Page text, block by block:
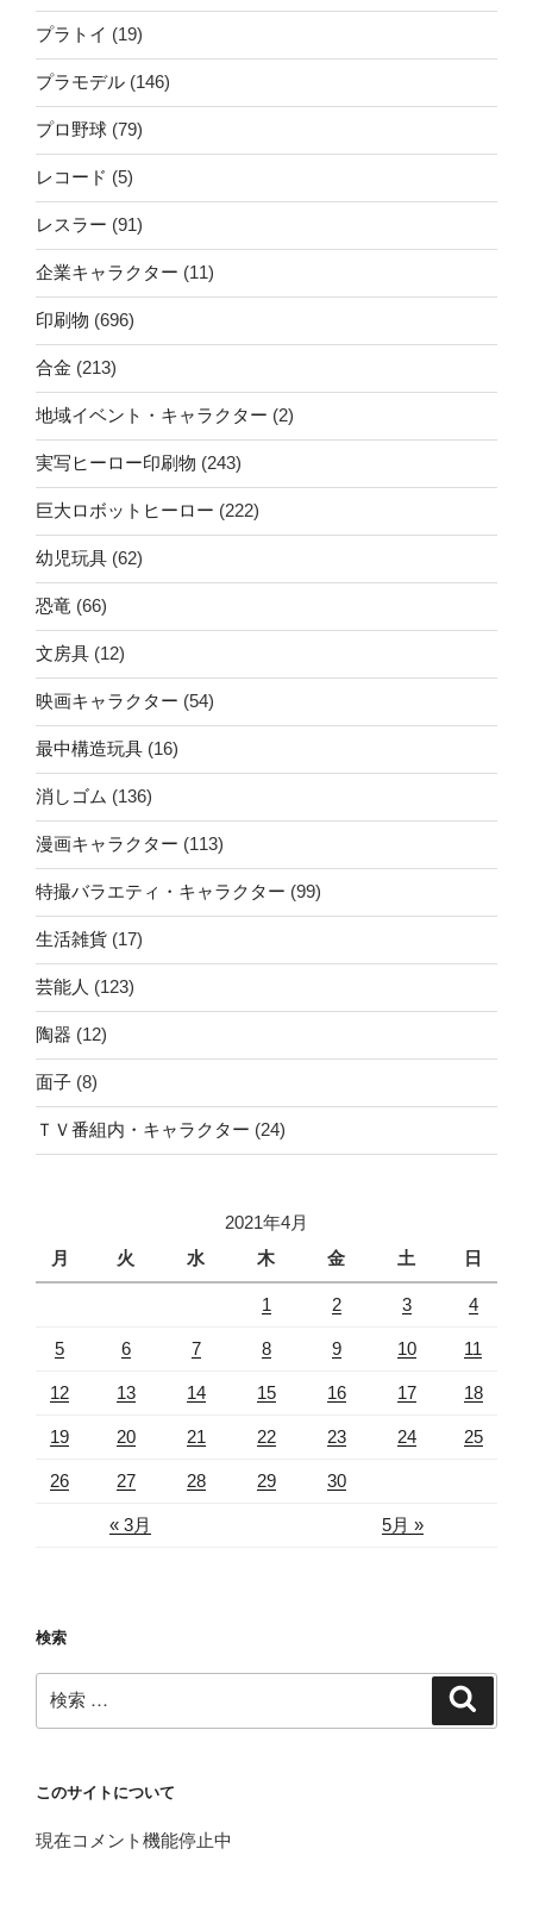
プラトイ (19)
プラモデル (146)
プロ野球 (79)
レコード (5)
レスラー (91)
企業キャラクター (11)
印刷物 (696)
合金 (213)
地域イベント・キャラクター (2)
実写ヒーロー印刷物 (243)
巨大ロボットヒーロー (222)
幼児玩具 (62)
恐竜 (66)
文房具 (12)
映画キャラクター (54)
最中構造玩具 (16)
消しゴム (136)
漫画キャラクター (113)
特撮バラエティ・キャラクター (99)
生活雑貨 (17)
芸能人 (123)
陶器 (12)
面子 (8)
ＴＶ番組内・キャラクター (24)
2021年4月
月
火 水 木 金 土 日
« 3月 5月 »
1 2 3 4
5 6 7 8 9 10 11
12 13 14 15 16 17 18
19 20 21 22 23 24 25
26 27 28 29 30
検索
検
索:
このサイトについて
現在コメント機能停止中